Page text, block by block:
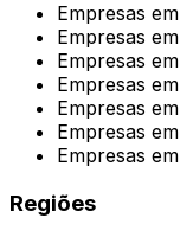
Empresas em
Empresas em
Empresas em
Empresas em
Empresas em
Empresas em
Empresas em
Regiões